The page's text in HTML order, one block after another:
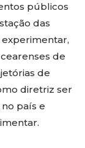
públicos
das
de
de
diretriz ser
país e